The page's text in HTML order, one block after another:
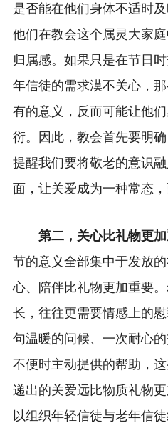
是否能在他们身体不适时
他们在教会这个属灵大家
归属感。如果只是在节日
年信徒的需求漠不关心，
有的意义，反而可能让他
衍。因此，教会首先要明
提醒我们要将敬老的意识
面，让关爱成为一种常态，
第二，关心比礼物更加
节的意义全部集中于发放
心、陪伴比礼物更加重要
长，往往更需要情感上的
句温暖的问候、一次耐心
不便时主动提供的帮助，
递出的关爱远比物质礼物
以组织年轻信徒与老年信